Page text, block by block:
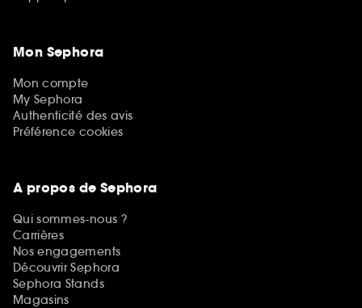
Mon Sephora
Mon compte
My Sephora
Authenticité des avis
Préférence cookies
A propos de Sephora
Qui sommes-nous ?
Carrières
Nos engagements
Découvrir Sephora
Sephora Stands
Magasins